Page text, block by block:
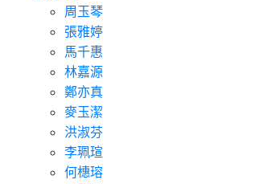
周玉琴
張雅婷
馬千惠
林嘉源
鄭亦真
麥玉潔
洪淑芬
李珮瑄
何橞瑢